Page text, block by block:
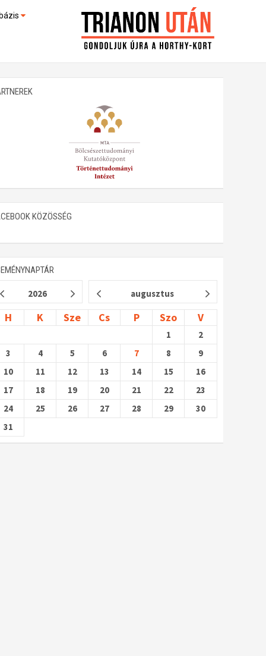
(feltöltés alatt)
KÖZÖSSÉG
2026 augusztus
H K Sze Cs P Szo V
1
2
3
4 5 6 7 8
9
10
11 12 13 14 15
16
17
18 19 20 21 22
23
24
25 26 27 28 29
30
31